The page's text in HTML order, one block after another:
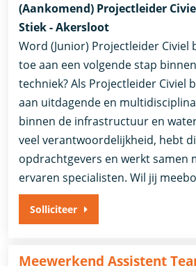
(Aankomend) Projectleider
Stiek - Akersloot
Word (Junior) Projectleider Civiel
toe aan een volgende stap
techniek? Als Projectleider Civiel
aan uitdagende en
binnen de infrastructuur en
veel verantwoordelijkheid, hebt
opdrachtgevers en werkt samen
ervaren specialisten. Wil jij
Solliciteer
Meewerkend Assistent